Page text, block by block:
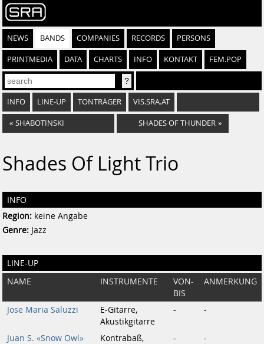
NEWS BANDS COMPANIES RECORDS PERSONS
PRINTMEDIA DATA CHARTS INFO KONTAKT FEM.POP
INFO LINE-UP TONTRÄGER VIS.SRA.AT
« SHABOTINSKI SHADES OF THUNDER »
Shades Of Light Trio
INFO
Region: keine Angabe
Genre: Jazz
LINE-UP
NAME INSTRUMENTE
VON-
BIS
ANMERKUNG
Jose Maria Saluzzi
E-Gitarre,
Akustikgitarre
- -
Juan S. «Snow Owl»
Kontrabaß,
- -